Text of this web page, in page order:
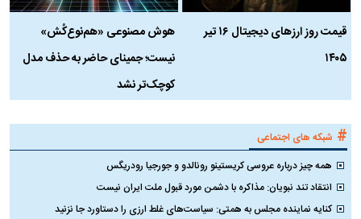
قیمت روز ارز‌های دیجیتال ۱۶ تیر
۱۴۰۵
هوش مصنوعی «هم‌نوع‌کُش»
نیست؛ جمینای حاضر به حذف مدل
کوچک‌تر نشد
# شبکه های اجتماعی
همه چیز درباره عروسی کریستینو رونالدو و جورجیا رودریگس
انتقاد تند نبویان: مذاکره با دشمن مورد قبول ملت ایران نیست
کنایه نماینده مجلس به همتی: سیاست‌های غلط ارزی را دستاورد جا نزنید